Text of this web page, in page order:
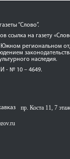
“Слово”.
ссылка на газету
Южном региональном
наследия.
- № 10 – 4649.
пр. Коста 11, 7 этаж